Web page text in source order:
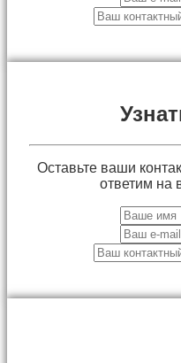
Оставьте ваши
ответим на